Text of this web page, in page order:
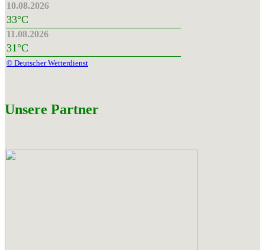
10.08.2026
33°C
11.08.2026
31°C
© Deutscher Wetterdienst
Unsere Partner